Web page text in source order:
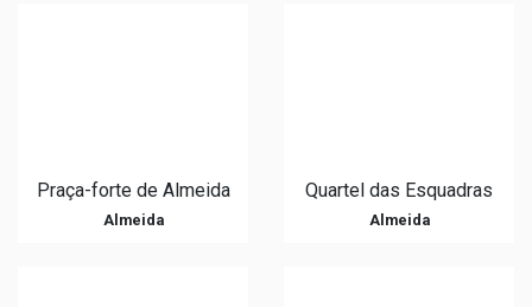
Praça-forte de Almeida
Almeida
Quartel das Esquadras
Almeida